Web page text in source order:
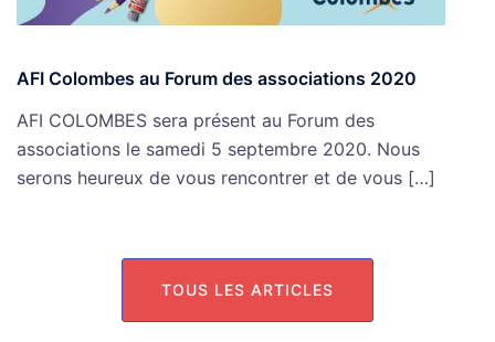
AFI Colombes au Forum des associations 2020
AFI COLOMBES sera présent au Forum des
associations le samedi 5 septembre 2020. Nous
serons heureux de vous rencontrer et de vous […]
TOUS LES ARTICLES